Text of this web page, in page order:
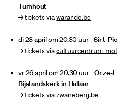
Turnhout
→ tickets viawarande.be
di 23 april om 20.30 uur -Sint-
→ tickets viacultuurcentrum-
vr 26 april om 20.30 uur-Onze-
Bijstandskerk in Hallaar
→ tickets viazwaneberg.be